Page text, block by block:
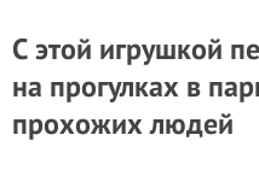
С этой игрушкой
на прогулках в
прохожих людей